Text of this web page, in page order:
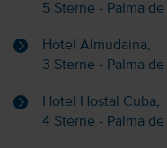
5 Sterne - Palma
Hotel Almudaina,
3 Sterne - Palma
Hotel Hostal Cuba,
4 Sterne - Palma